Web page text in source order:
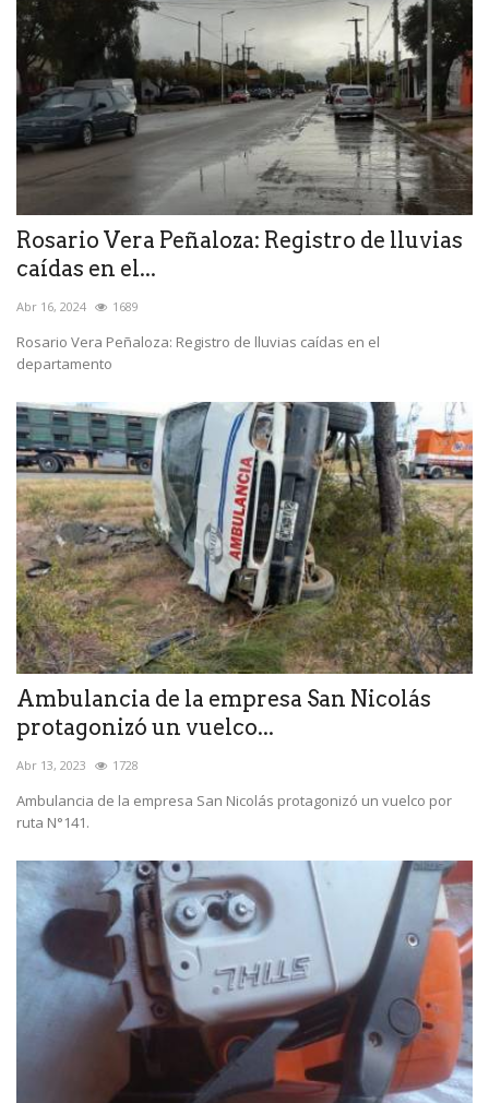
Rosario Vera Peñaloza: Registro de lluvias
caídas en el...
Abr 16, 2024 1689
Rosario Vera Peñaloza: Registro de lluvias caídas en el
departamento
Ambulancia de la empresa San Nicolás
protagonizó un vuelco...
Abr 13, 2023 1728
Ambulancia de la empresa San Nicolás protagonizó un vuelco por
ruta N°141.